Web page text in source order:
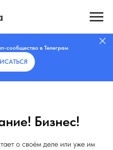
сообщество в Телеграм
Бизнес!
о своём деле или уже им